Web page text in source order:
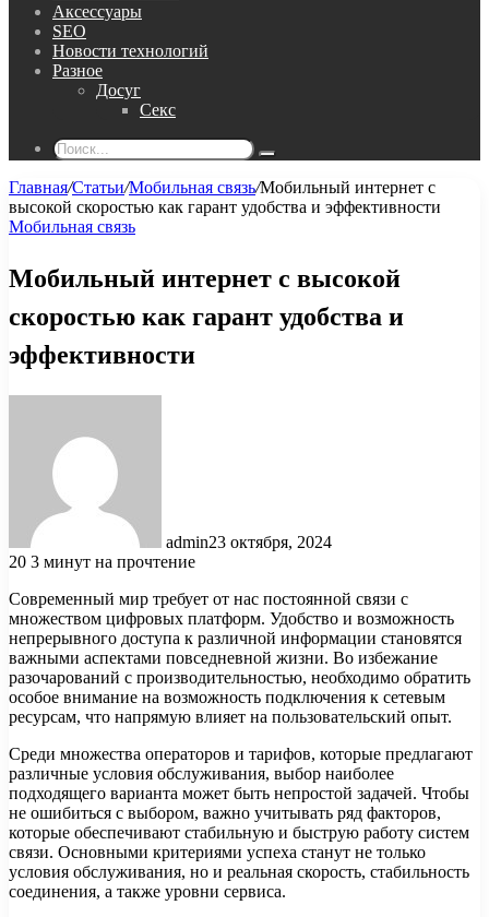
Аксессуары
SEO
Новости технологий
Разное
Досуг
Секс
Поиск...
Главная/Статьи/Мобильная связь/Мобильный интернет с
высокой скоростью как гарант удобства и эффективности
Мобильная связь
Мобильный интернет с высокой
скоростью как гарант удобства и
эффективности
admin23 октября, 2024
20 3 минут на прочтение
Современный мир требует от нас постоянной связи с
множеством цифровых платформ. Удобство и возможность
непрерывного доступа к различной информации становятся
важными аспектами повседневной жизни. Во избежание
разочарований с производительностью, необходимо обратить
особое внимание на возможность подключения к сетевым
ресурсам, что напрямую влияет на пользовательский опыт.
Среди множества операторов и тарифов, которые предлагают
различные условия обслуживания, выбор наиболее
подходящего варианта может быть непростой задачей. Чтобы
не ошибиться с выбором, важно учитывать ряд факторов,
которые обеспечивают стабильную и быструю работу систем
связи. Основными критериями успеха станут не только
условия обслуживания, но и реальная скорость, стабильность
соединения, а также уровни сервиса.